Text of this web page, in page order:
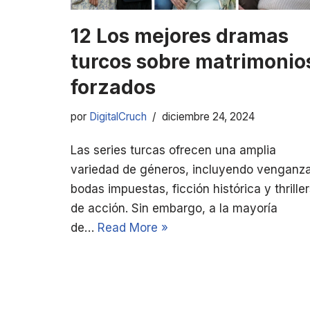
12 Los mejores dramas
turcos sobre
forzados
por DigitalCruch diciembre 24, 2024
Las series turcas ofrecen una amplia
variedad de géneros, incluyendo
bodas impuestas, ficción histórica y
de acción. Sin embargo, a la mayoría
de… Read More »